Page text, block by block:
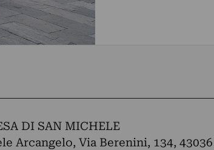
DI SAN MICHELE
Arcangelo, Via Berenini, 134, 43036